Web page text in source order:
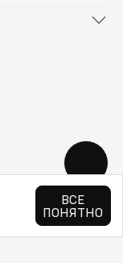
ВСЕ
ПОНЯТНО